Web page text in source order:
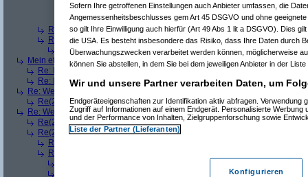
Re(9): Welches ETWAS hab ihr bekommen..(q.e.d.
Re(5): Welches ETWAS hab ihr bekommen..( monster23am
Re(3): Welches ETWAS hab ihr bekommen..(Diallam 23.12.2008,
Re(3): Welches ETWAS hab ihr bekommen..(Madleram 23.12.2008,
Re(4): Welches ETWAS hab ihr bekommen..(Games2Gameam
Mein etwas(Winnie_Pooham 23.12.2008, 09:12:01)
Re: Mein etwas
am 23.12.2008, 09:24:29)
Re: Mein etwas(q.e.d.am 23.12.2008, 09:40:58)
Re: Welches ETWAS hab ihr bekommen..
am 23.12.2008,
Re(2): Welches ETWAS hab ihr bekommen..(Games2Gameam
Re: Welches ETWAS hab ihr bekommen..(markuz90am 23.12.2008,
Re(2): Welches ETWAS hab ihr bekommen..(Mr Lam 23.12.2008,
Re(2): Welches ETWAS hab ihr bekommen..
Re(3): Welches ETWAS hab ihr bekommen..
Re(3): Welches ETWAS hab ihr bekommen..
(playazam
Sofern Ihre getroffenen Einstellungen auch Anbieter umfassen, die
Angemessenheitsbeschlusses gem Art 45 DSGVO und ohne
so gilt Ihre Einwilligung auch hierfür (Art 49 Abs 1 lit a DSGVO). Dies
die USA. Es besteht insbesondere das Risiko, dass Ihre Daten durch
Überwachungszwecken verarbeitet werden können, möglicherweise
können Sie abstellen, in dem Sie bei dem jeweiligen Anbieter in der
Wir und unsere Partner verarbeiten Daten, um
Endgeräteeigenschaften zur Identifikation aktiv abfragen. Verwendung
Zugriff auf Informationen auf einem Endgerät. Personalisierte Werbung
und der Performance von Inhalten, Zielgruppenforschung sowie
Liste der Partner (Lieferanten)
Konfigurieren